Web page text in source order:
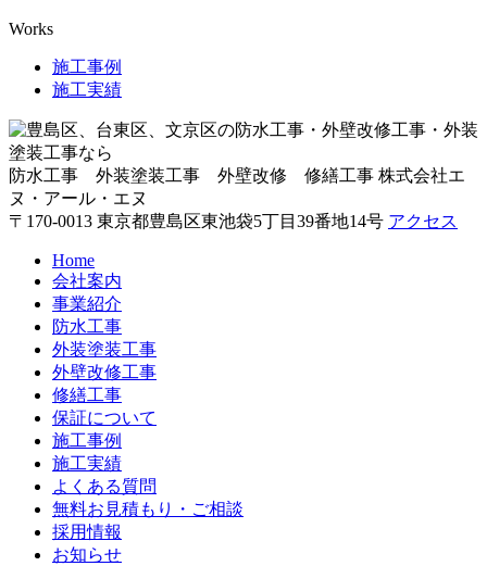
Works
施工事例
施工実績
防水工事 外装塗装工事 外壁改修 修繕工事 株式会社エ
ヌ・アール・エヌ
〒170-0013 東京都豊島区東池袋5丁目39番地14号 アクセス
Home
会社案内
事業紹介
防水工事
外装塗装工事
外壁改修工事
修繕工事
保証について
施工事例
施工実績
よくある質問
無料お見積もり・ご相談
採用情報
お知らせ